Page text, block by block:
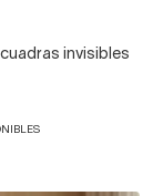
invisibles